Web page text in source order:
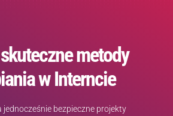
metody
w Interncie
jednocześnie bezpieczne projekty